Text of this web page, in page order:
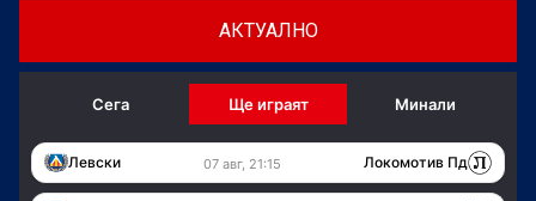
АКТУАЛНО
Сега Ще играят Минали
Левски 07 авг, 21:15 Локомотив Пд